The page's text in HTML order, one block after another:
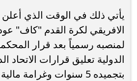
يأتي ذلك في الوقت الذي أعلن
الافريقي لكرة القدم "كاف"
لمنصبه رسمياً بعد قرار
الدولية تعليق قرارات الاتحاد